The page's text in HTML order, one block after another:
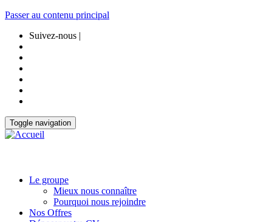
Passer au contenu principal
Suivez-nous |
Toggle navigation
Le groupe
Mieux nous connaître
Pourquoi nous rejoindre
Nos Offres